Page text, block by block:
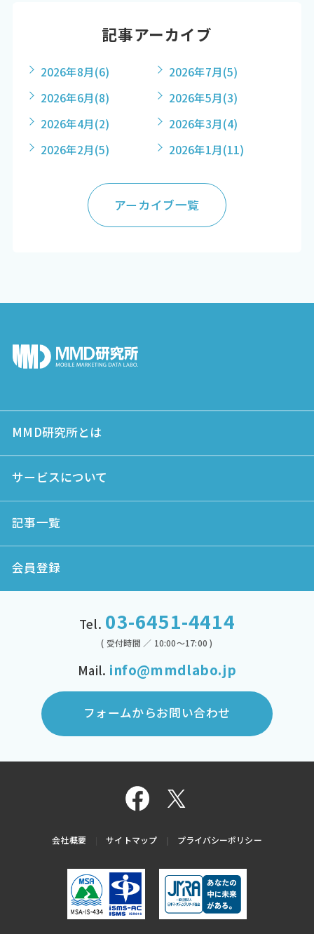
記事アーカイブ
2026年8月(6) 2026年7月(5)
2026年6月(8) 2026年5月(3)
2026年4月(2) 2026年3月(4)
2026年2月(5) 2026年1月(11)
アーカイブ一覧
MMD研究所とは
サービスについて
記事一覧
会員登録
Tel. 03-6451-4414
( 受付時間 ／ 10:00～17:00 )
Mail. info@mmdlabo.jp
フォームからお問い合わせ
会社概要 サイトマップ プライバシーポリシー